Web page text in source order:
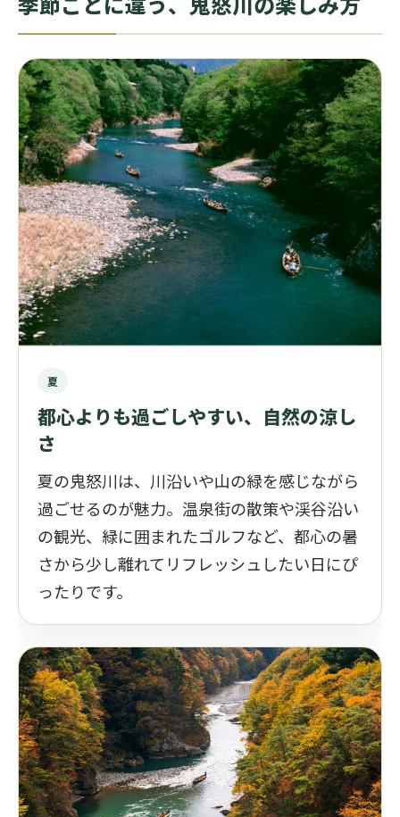
夏
都心よりも過ごしやすい、自然の涼し
さ
夏の鬼怒川は、川沿いや山の緑を感じながら
過ごせるのが魅力。温泉街の散策や渓谷沿い
の観光、緑に囲まれたゴルフなど、都心の暑
さから少し離れてリフレッシュしたい日にぴ
ったりです。